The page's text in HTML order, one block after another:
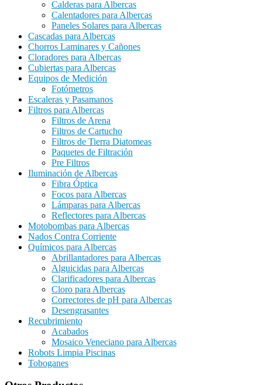
Calderas para Albercas
Calentadores para Albercas
Paneles Solares para Albercas
Cascadas para Albercas
Chorros Laminares y Cañones
Cloradores para Albercas
Cubiertas para Albercas
Equipos de Medición
Fotómetros
Escaleras y Pasamanos
Filtros para Albercas
Filtros de Arena
Filtros de Cartucho
Filtros de Tierra Diatomeas
Paquetes de Filtración
Pre Filtros
Iluminación de Albercas
Fibra Óptica
Focos para Albercas
Lámparas para Albercas
Reflectores para Albercas
Motobombas para Albercas
Nados Contra Corriente
Químicos para Albercas
Abrillantadores para Albercas
Alguicidas para Albercas
Clarificadores para Albercas
Cloro para Albercas
Correctores de pH para Albercas
Desengrasantes
Recubrimiento
Acabados
Mosaico Veneciano para Albercas
Robots Limpia Piscinas
Toboganes